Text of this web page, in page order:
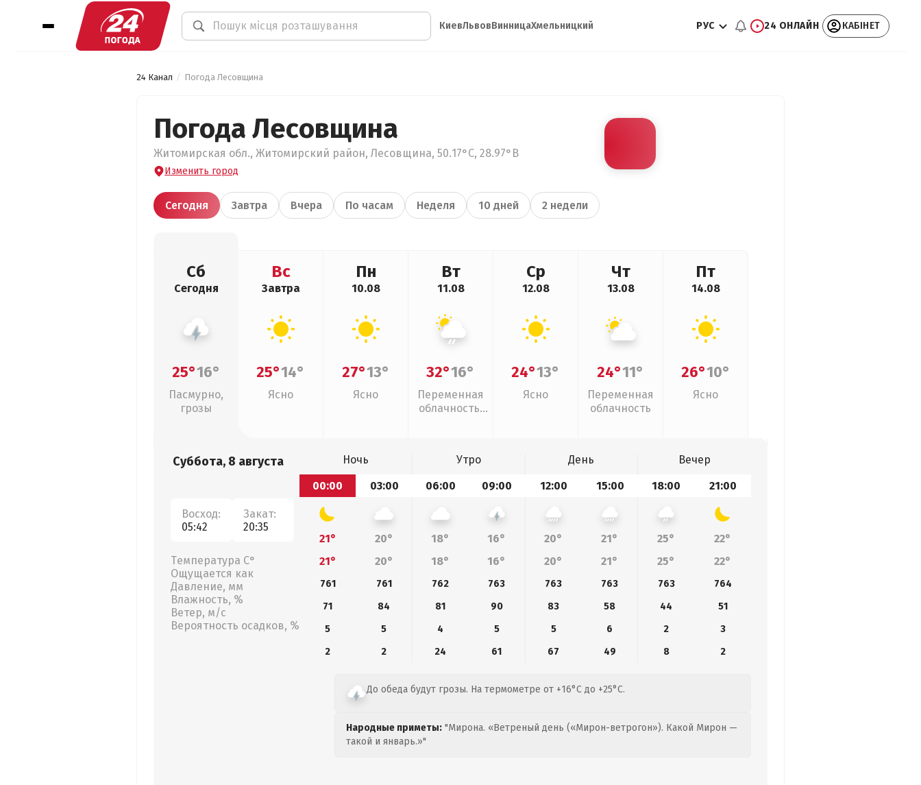
КиевЛьвовВинницаХмельницкий РУС 24 ОНЛАЙН КАБІНЕТ
24 Канал Погода Лесовщина
Погода Лесовщина
Житомирская обл., Житомирский район, Лесовщина, 50.17°С, 28.97°В
Изменить город
Сегодня Завтра Вчера По часам Неделя 10 дней 2 недели
Сб
Сегодня
25°16°
Пасмурно,
грозы
Вс
Завтра
25°14°
Ясно
Пн
10.08
27°13°
Ясно
Вт
11.08
32°16°
Переменная
облачность,
Ср
12.08
24°13°
Ясно
Чт
13.08
24°11°
Переменная
облачность
Пт
14.08
26°10°
Ясно
Суббота, 8 августа
Восход:
05:42
Закат:
20:35
Температура С°
Ощущается как
Давление, мм
Влажность, %
Ветер, м/с
Вероятность осадков, %
Ночь Утро День
Вечер
00:00
03:00 06:00 09:00 12:00 15:00 18:00 21:00
21° 20° 18° 16° 20° 21° 25°
22°
21°
20° 18° 16° 20° 21° 25° 22°
761 761 762 763 763 763 763
764
71
84 81 90 83 58 44
51
5
5 4 5 5 6 2
3
2
2 24 61 67 49 8 2
До обеда будут грозы. На термометре от +16°C до +25°C.
Народные приметы: "Мирона. «Ветреный день («Мирон-ветрогон»). Какой Мирон —
такой и январь.»"